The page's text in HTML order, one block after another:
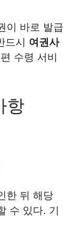
이 바로 발급
드시 여권사
수령 서비
항
한 뒤 해당
수 있다. 기